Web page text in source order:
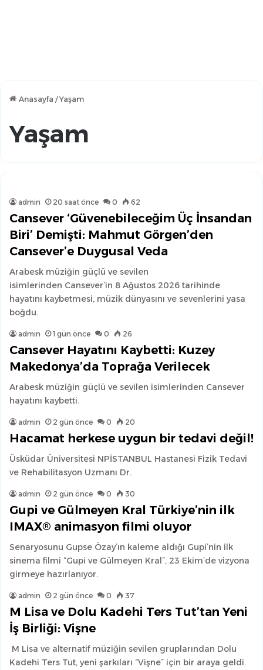
Anasayfa /Yaşam
Yaşam
admin 20 saat önce 0 62
Cansever ‘Güvenebileceğim Üç İnsandan
Biri’ Demişti: Mahmut Görgen’den
Cansever’e Duygusal Veda
Arabesk müziğin güçlü ve sevilen
isimlerinden Cansever’in 8 Ağustos 2026 tarihinde
hayatını kaybetmesi, müzik dünyasını ve sevenlerini yasa
boğdu.
admin 1 gün önce 0 26
Cansever Hayatını Kaybetti: Kuzey
Makedonya’da Toprağa Verilecek
Arabesk müziğin güçlü ve sevilen isimlerinden Cansever
hayatını kaybetti.
admin 2 gün önce 0 20
Hacamat herkese uygun bir tedavi değil!
Üsküdar Üniversitesi NPİSTANBUL Hastanesi Fizik Tedavi
ve Rehabilitasyon Uzmanı Dr.
admin 2 gün önce 0 30
Gupi ve Gülmeyen Kral Türkiye’nin ilk
IMAX® animasyon filmi oluyor
Senaryosunu Gupse Özay’ın kaleme aldığı Gupi’nin ilk
sinema filmi “Gupi ve Gülmeyen Kral”, 23 Ekim’de vizyona
girmeye hazırlanıyor.
admin 2 gün önce 0 37
M Lisa ve Dolu Kadehi Ters Tut’tan Yeni
İş Birliği: Vişne
M Lisa ve alternatif müziğin sevilen gruplarından Dolu
Kadehi Ters Tut, yeni şarkıları “Vişne” için bir araya geldi.